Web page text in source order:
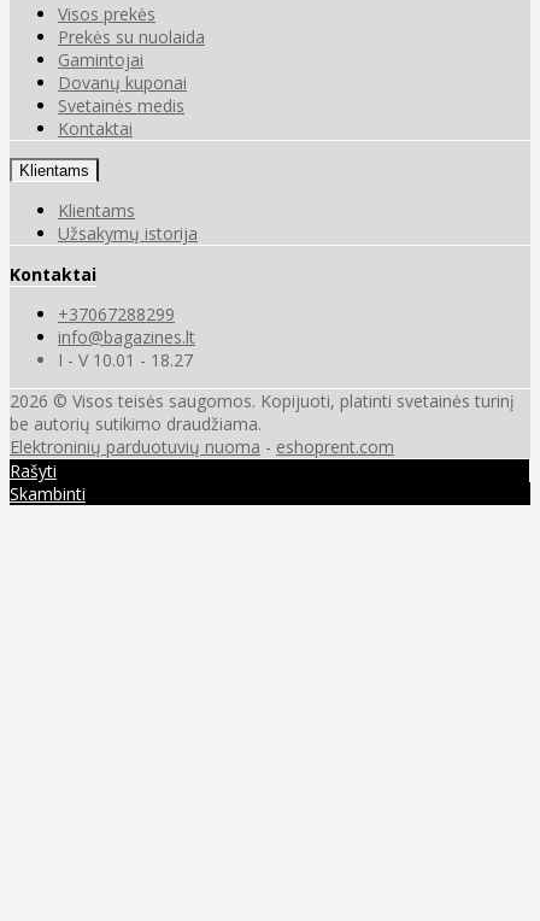
Visos prekės
Prekės su nuolaida
Gamintojai
Dovanų kuponai
Svetainės medis
Kontaktai
Klientams
Klientams
Užsakymų istorija
Kontaktai
+37067288299
info@bagazines.lt
I - V 10.01 - 18.27
2026 © Visos teisės saugomos. Kopijuoti, platinti svetainės turinį
be autorių sutikimo draudžiama.
Elektroninių parduotuvių nuoma - eshoprent.com
Rašyti
Skambinti